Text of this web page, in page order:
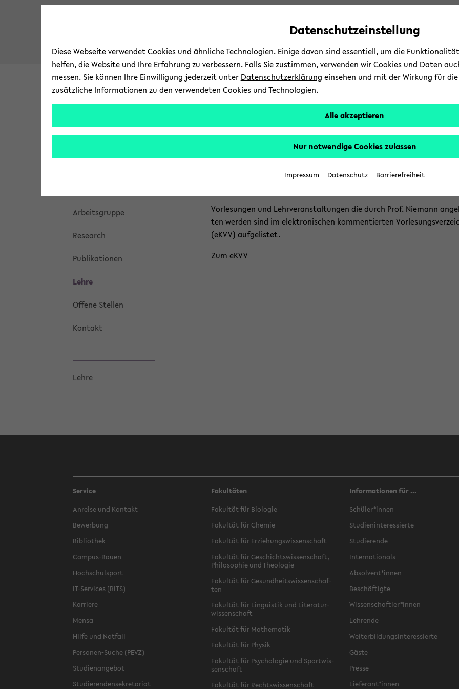
Automatische
vermeiden
skip
main
skip
main
skip
footer
Uni­ver­si­tät For­schung Stu­di­um
main
Ar­beits­grup­pe
Re­se­arch
Pu­bli­ka­tio­nen
Lehre
Of­fe­ne Stel­len
Kon­takt
Lehre
navigation
content
Vor­le­sun­gen und Lehr­ver­an­stal­tun­gen die durch Prof. Nie­mann
ten wer­den sind im elek­tro­ni­schen kom­men­tier­ten
(eKVV) auf­ge­lis­tet.
Zum eKVV
Service
An­rei­se und Kon­takt
Be­wer­bung
Bi­blio­thek
Campus-​Bauen
Hoch­schul­sport
IT-​Services (BITS)
Kar­rie­re
Mensa
Hilfe und Not­fall
Personen-​Suche (PEVZ)
Stu­di­en­an­ge­bot
Stu­die­ren­den­se­kre­ta­ri­at
Fakultäten
Fa­kul­tät für Bio­lo­gie
Fa­kul­tät für Che­mie
Fa­kul­tät für Er­zie­hungs­wis­sen­schaft
Fa­kul­tät für Ge­schichts­wis­sen­schaft,
Phi­lo­so­phie und Theo­lo­gie
Fa­kul­tät für Ge­sund­heits­wis­sen­schaf­
ten
Fa­kul­tät für Lin­gu­is­tik und Li­te­ra­tur­
wis­sen­schaft
Fa­kul­tät für Ma­the­ma­tik
Fa­kul­tät für Phy­sik
Fa­kul­tät für Psy­cho­lo­gie und Sport­wis­
sen­schaft
Fa­kul­tät für Rechts­wis­sen­schaft
Informationen für ...
Schü­ler*innen
Stu­di­en­in­ter­es­sier­te
Stu­die­ren­de
In­ter­na­tio­nals
Ab­sol­vent*innen
Be­schäf­tig­te
Wis­sen­schaft­ler*innen
Leh­ren­de
Wei­ter­bil­dungs­in­ter­es­sier­te
Gäste
Pres­se
Lie­fe­rant*innen
Datenschutzeinstellung
Diese Webseite verwendet Cookies und ähnliche Technologien. Einige davon sind essentiell, um die
helfen, die Website und Ihre Erfahrung zu verbessern. Falls Sie zustimmen, verwenden wir Cookies und Daten
messen. Sie können Ihre Einwilligung jederzeit unter Datenschutzerklärung einsehen und mit der Wirkung für
zusätzliche Informationen zu den verwendeten Cookies und Technologien.
Alle akzeptieren
Nur notwendige Cookies zulassen
Impressum Datenschutz Barrierefreiheit